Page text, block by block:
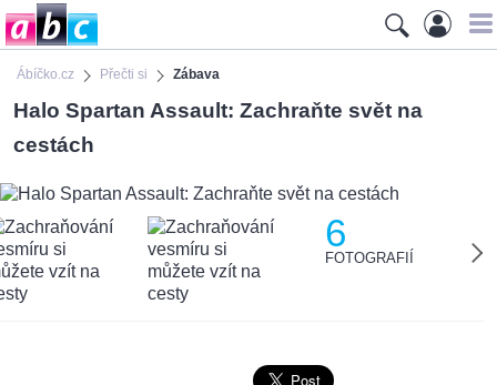
Ábíčko.cz Přečti si Zábava
Halo Spartan Assault: Zachraňte svět na
cestách
6
FOTOGRAFIÍ